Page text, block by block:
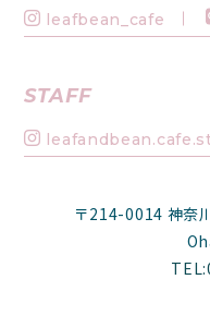
leafbean_cafe
STAFF
〒214-0014 神奈